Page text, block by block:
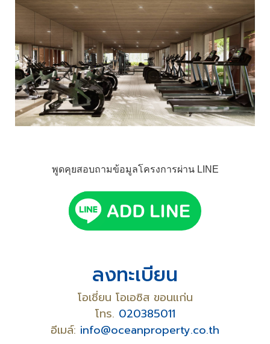
พูดคุยสอบถามข้อมูลโครงการผ่าน LINE
ลงทะเบียน
โอเชี่ยน โอเอซิส ขอนแก่น
โทร. 020385011
อีเมล์: info@oceanproperty.co.th